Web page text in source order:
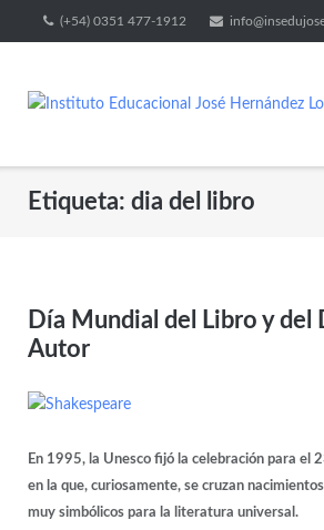
(+54) 0351 477-1912
Etiqueta: dia del libro
Día Mundial del Libro y del
Autor
En 1995, la Unesco fijó la celebración para el
en la que, curiosamente, se cruzan
muy simbólicos para la literatura universal.